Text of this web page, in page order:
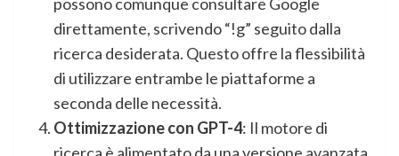
direttamente, scrivendo “!g” seguito dalla
ricerca desiderata. Questo offre la flessibilità
di utilizzare entrambe le piattaforme a
seconda delle necessità.
Ottimizzazione con GPT-4: Il motore di